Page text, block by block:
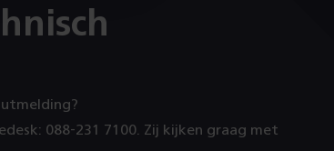
088‑231 7100. Zij kijken graag met